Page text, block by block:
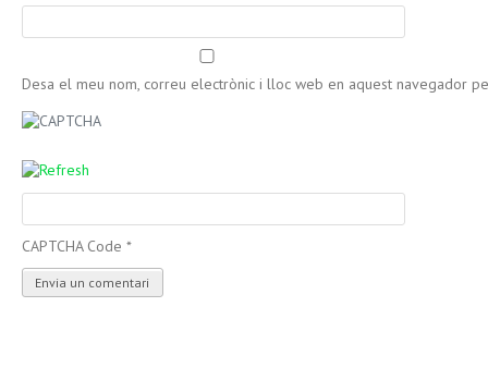
Desa el meu nom, correu electrònic i lloc web en aquest navegador
CAPTCHA Code *